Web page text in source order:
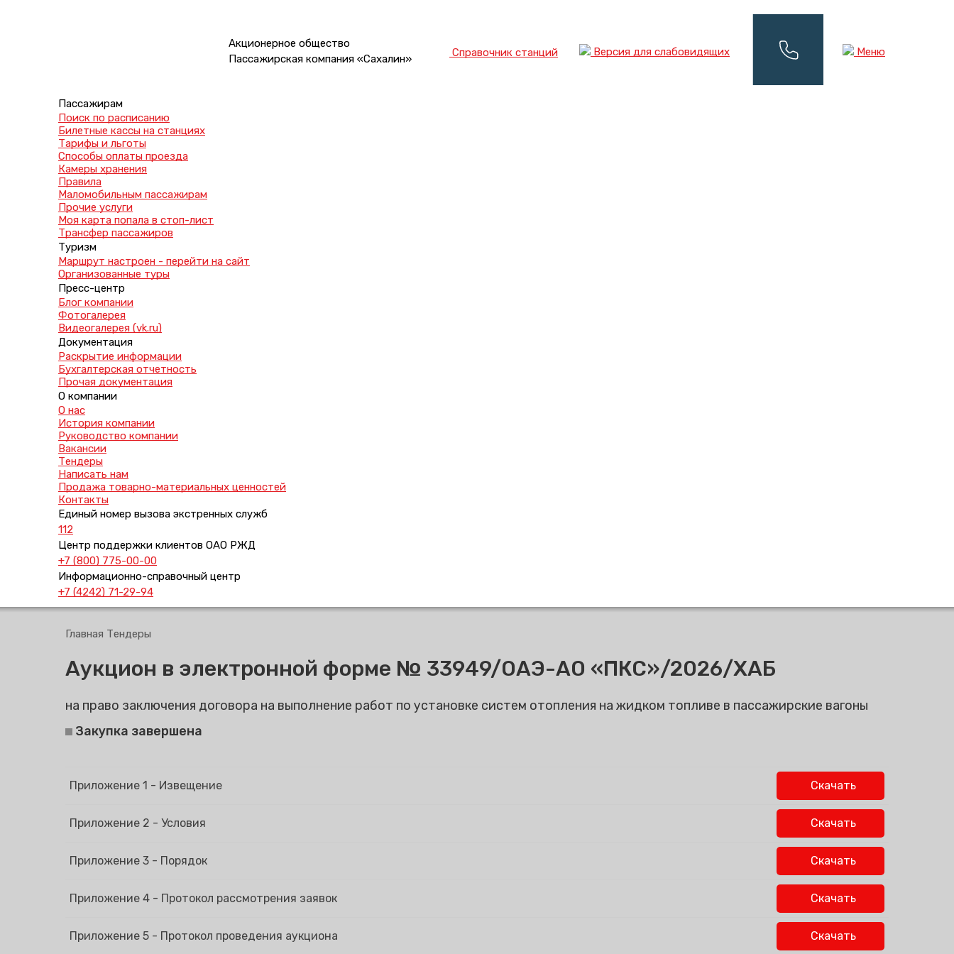
Акционерное общество
Пассажирская компания «Сахалин»
Справочник станций Версия для слабовидящих Меню
Пассажирам
Поиск по расписанию
Билетные кассы на станциях
Тарифы и льготы
Способы оплаты проезда
Камеры хранения
Правила
Маломобильным пассажирам
Прочие услуги
Моя карта попала в стоп-лист
Трансфер пассажиров
Туризм
Маршрут настроен - перейти на сайт
Организованные туры
Пресс-центр
Блог компании
Фотогалерея
Видеогалерея (vk.ru)
Документация
Раскрытие информации
Бухгалтерская отчетность
Прочая документация
О компании
О нас
История компании
Руководство компании
Вакансии
Тендеры
Написать нам
Продажа товарно-материальных ценностей
Контакты
Единый номер вызова экстренных служб
112
Центр поддержки клиентов ОАО РЖД
+7 (800) 775-00-00
Информационно-справочный центр
+7 (4242) 71-29-94
Главная Тендеры
Аукцион в электронной форме № 33949/ОАЭ-АО «ПКС»/2026/ХАБ
на право заключения договора на выполнение работ по установке систем отопления на жидком топливе в пассажирские вагоны
Закупка завершена
Приложение 1 - Извещение Скачать
Приложение 2 - Условия Скачать
Приложение 3 - Порядок Скачать
Приложение 4 - Протокол рассмотрения заявок Скачать
Приложение 5 - Протокол проведения аукциона Скачать